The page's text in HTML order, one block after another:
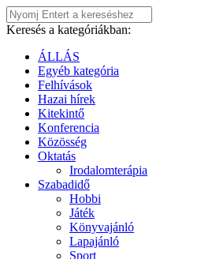
Keresés a kategóriákban:
ÁLLÁS
Egyéb kategória
Felhívások
Hazai hírek
Kitekintő
Konferencia
Közösség
Oktatás
Irodalomterápia
Szabadidő
Hobbi
Játék
Könyvajánló
Lapajánló
Sport